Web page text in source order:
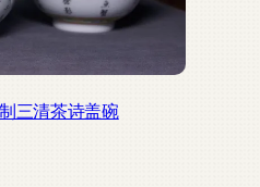
三清茶诗盖碗